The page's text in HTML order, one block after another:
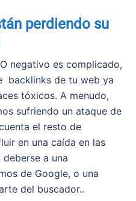
perdiendo su
negativo es complicado,
backlinks de tu web ya
tóxicos. A menudo,
sufriendo un ataque de
el resto de
en una caída en las
a una
de Google, o una
del buscador..